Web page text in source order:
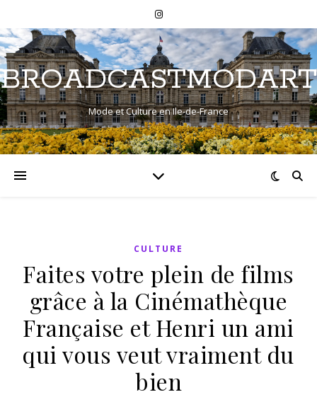
BROADCASTMODART
Mode et Culture en Ile-de-France
CULTURE
Faites votre plein de films
grâce à la Cinémathèque
Française et Henri un ami
qui vous veut vraiment du
bien